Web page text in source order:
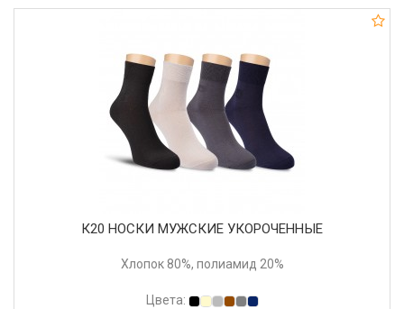
К20 НОСКИ МУЖСКИЕ УКОРОЧЕННЫЕ
Хлопок 80%, полиамид 20%
Цвета: